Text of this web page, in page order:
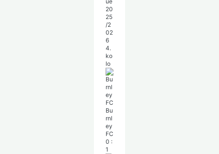
20
25
/2
02
6
4.
ko
lo
Bu
rnl
ey
FC
0 :
1